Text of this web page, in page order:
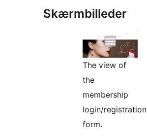
Skærmbilleder
The view of
the
membership
login/registration
form.